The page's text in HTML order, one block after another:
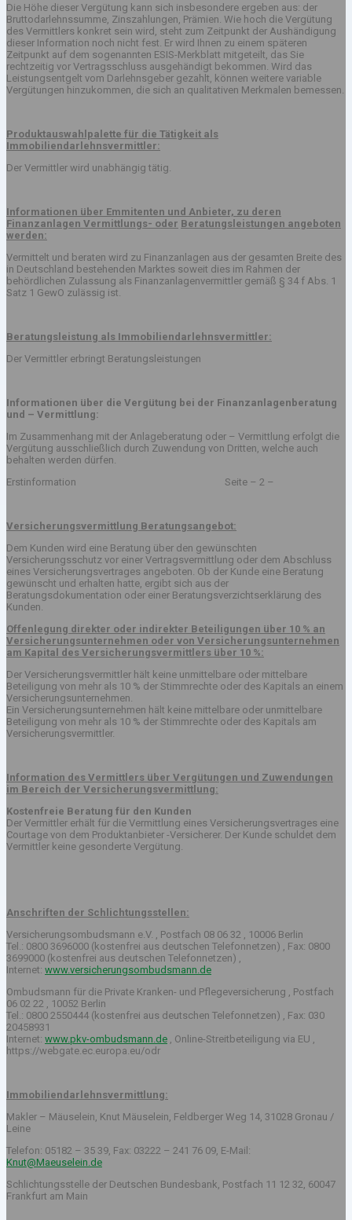
Die Höhe dieser Vergütung kann sich insbesondere ergeben aus: der
Bruttodarlehnssumme, Zinszahlungen, Prämien. Wie hoch die Vergütung
des Vermittlers konkret sein wird, steht zum Zeitpunkt der Aushändigung
dieser Information noch nicht fest. Er wird Ihnen zu einem späteren
Zeitpunkt auf dem sogenannten ESIS-Merkblatt mitgeteilt, das Sie
rechtzeitig vor Vertragsschluss ausgehändigt bekommen. Wird das
Leistungsentgelt vom Darlehnsgeber gezahlt, können weitere variable
Vergütungen hinzukommen, die sich an qualitativen Merkmalen bemessen.
Produktauswahlpalette für die Tätigkeit als
Immobiliendarlehnsvermittler:
Der Vermittler wird unabhängig tätig.
Informationen über Emmitenten und Anbieter, zu deren
Finanzanlagen Vermittlungs- oder Beratungsleistungen angeboten
werden:
Vermittelt und beraten wird zu Finanzanlagen aus der gesamten Breite des
in Deutschland bestehenden Marktes soweit dies im Rahmen der
behördlichen Zulassung als Finanzanlagenvermittler gemäß § 34 f Abs. 1
Satz 1 GewO zulässig ist.
Beratungsleistung als Immobiliendarlehnsvermittler:
Der Vermittler erbringt Beratungsleistungen
Informationen über die Vergütung bei der Finanzanlagenberatung
und – Vermittlung:
Im Zusammenhang mit der Anlageberatung oder – Vermittlung erfolgt die
Vergütung ausschließlich durch Zuwendung von Dritten, welche auch
behalten werden dürfen.
Erstinformation Seite – 2 –
Versicherungsvermittlung Beratungsangebot:
Dem Kunden wird eine Beratung über den gewünschten
Versicherungsschutz vor einer Vertragsvermittlung oder dem Abschluss
eines Versicherungsvertrages angeboten. Ob der Kunde eine Beratung
gewünscht und erhalten hatte, ergibt sich aus der
Beratungsdokumentation oder einer Beratungsverzichtserklärung des
Kunden.
Offenlegung direkter oder indirekter Beteiligungen über 10 % an
Versicherungsunternehmen oder von Versicherungsunternehmen
am Kapital des Versicherungsvermittlers über 10 %:
Der Versicherungsvermittler hält keine unmittelbare oder mittelbare
Beteiligung von mehr als 10 % der Stimmrechte oder des Kapitals an einem
Versicherungsunternehmen.
Ein Versicherungsunternehmen hält keine mittelbare oder unmittelbare
Beteiligung von mehr als 10 % der Stimmrechte oder des Kapitals am
Versicherungsvermittler.
Information des Vermittlers über Vergütungen und Zuwendungen
im Bereich der Versicherungsvermittlung:
Kostenfreie Beratung für den Kunden
Der Vermittler erhält für die Vermittlung eines Versicherungsvertrages eine
Courtage von dem Produktanbieter -Versicherer. Der Kunde schuldet dem
Vermittler keine gesonderte Vergütung.
Anschriften der Schlichtungsstellen:
Versicherungsombudsmann e.V. , Postfach 08 06 32 , 10006 Berlin
Tel.: 0800 3696000 (kostenfrei aus deutschen Telefonnetzen) , Fax: 0800
3699000 (kostenfrei aus deutschen Telefonnetzen) ,
Internet: www.versicherungsombudsmann.de
Ombudsmann für die Private Kranken- und Pflegeversicherung , Postfach
06 02 22 , 10052 Berlin
Tel.: 0800 2550444 (kostenfrei aus deutschen Telefonnetzen) , Fax: 030
20458931
Internet: www.pkv-ombudsmann.de , Online-Streitbeteiligung via EU ,
https://webgate.ec.europa.eu/odr
Immobiliendarlehnsvermittlung:
Makler – Mäuselein, Knut Mäuselein, Feldberger Weg 14, 31028 Gronau /
Leine
Telefon: 05182 – 35 39, Fax: 03222 – 241 76 09, E-Mail:
Knut@Maeuselein.de
Schlichtungsstelle der Deutschen Bundesbank, Postfach 11 12 32, 60047
Frankfurt am Main